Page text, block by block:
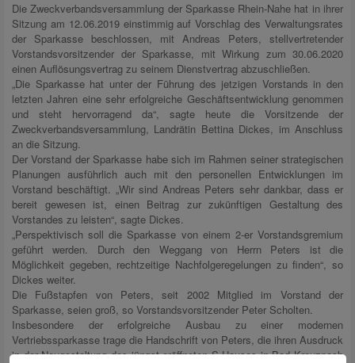
Die Zweckverbandsversammlung der Sparkasse Rhein-Nahe hat in ihrer
Sitzung am 12.06.2019 einstimmig auf Vorschlag des Verwaltungsrates
der Sparkasse beschlossen, mit Andreas Peters, stellvertretender
Vorstandsvorsitzender der Sparkasse, mit Wirkung zum 30.06.2020
einen Auflösungsvertrag zu seinem Dienstvertrag abzuschließen.
„Die Sparkasse hat unter der Führung des jetzigen Vorstands in den
letzten Jahren eine sehr erfolgreiche Geschäftsentwicklung genommen
und steht hervorragend da“, sagte heute die Vorsitzende der
Zweckverbandsversammlung, Landrätin Bettina Dickes, im Anschluss
an die Sitzung.
Der Vorstand der Sparkasse habe sich im Rahmen seiner strategischen
Planungen ausführlich auch mit den personellen Entwicklungen im
Vorstand beschäftigt. „Wir sind Andreas Peters sehr dankbar, dass er
bereit gewesen ist, einen Beitrag zur zukünftigen Gestaltung des
Vorstandes zu leisten“, sagte Dickes.
„Perspektivisch soll die Sparkasse von einem 2-er Vorstandsgremium
geführt werden. Durch den Weggang von Herrn Peters ist die
Möglichkeit gegeben, rechtzeitige Nachfolgeregelungen zu finden“, so
Dickes weiter.
Die Fußstapfen von Peters, seit 2002 Mitglied im Vorstand der
Sparkasse, seien groß, so Vorstandsvorsitzender Peter Scholten.
Insbesondere der erfolgreiche Ausbau zu einer modernen
Vertriebssparkasse trage die Handschrift von Peters, die ihren Ausdruck
in der Neugestaltung des jüngst eröffneten S-Hauses in Bad Kreuznach